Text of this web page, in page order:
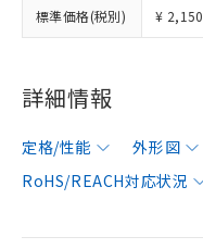
標準価格(税別) ¥ 2,150
詳細情報
定格/性能 外形図
RoHS/REACH対応状況